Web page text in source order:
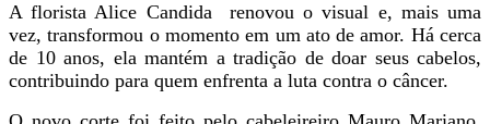
A florista Alice Candida renovou o visual e, mais uma
vez, transformou o momento em um ato de amor. Há cerca
de 10 anos, ela mantém a tradição de doar seus cabelos,
contribuindo para quem enfrenta a luta contra o câncer.